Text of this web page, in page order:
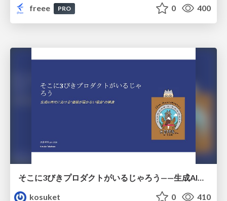
freee
PRO 0 400
そこに3びきプロダクトがいるじゃろう——生成AI時代における“価値が届かない理由”の構造
kosuket
0 410